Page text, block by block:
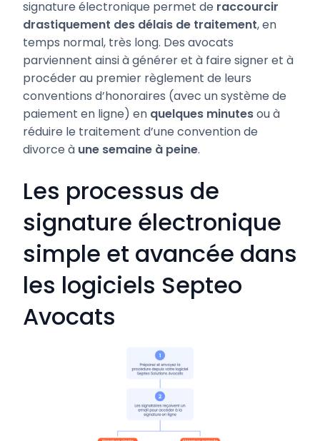
signature électronique permet de raccourcir
drastiquement des délais de traitement, en
temps normal, très long. Des avocats
parviennent ainsi à générer et à faire signer et à
procéder au premier règlement de leurs
conventions d’honoraires (avec un système de
paiement en ligne) en quelques minutesou à
réduire le traitement d’une convention de
divorce à une semaine à peine.
Les processus de
signature électronique
simple et avancée dans
les logiciels Septeo
Avocats